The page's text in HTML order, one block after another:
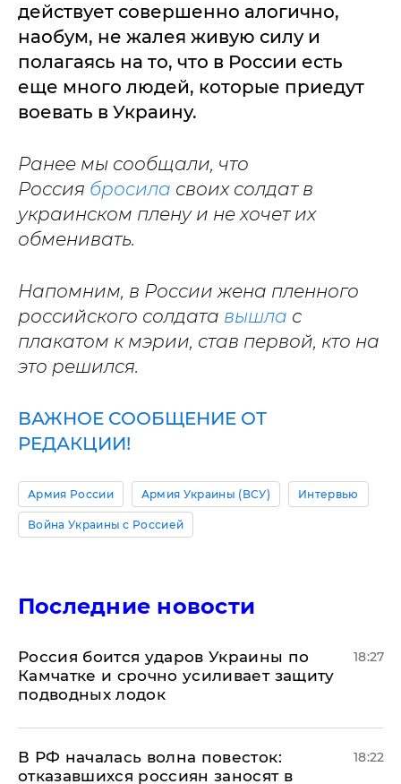
действует совершенно алогично,
наобум, не жалея живую силу и
полагаясь на то, что в России есть
еще много людей, которые приедут
воевать в Украину.
Ранее мы сообщали, что
Россия бросила своих солдат в
украинском плену и не хочет их
обменивать.
Напомним, в России жена пленного
российского солдата вышла с
плакатом к мэрии, став первой, кто на
это решился.
ВАЖНОЕ СООБЩЕНИЕ ОТ
РЕДАКЦИИ!
Армия России Армия Украины (ВСУ) Интервью
Война Украины с Россией
Последние новости
Россия боится ударов Украины по
Камчатке и срочно усиливает защиту
подводных лодок
18:27
​В РФ началась волна повесток:
отказавшихся россиян заносят в
18:22